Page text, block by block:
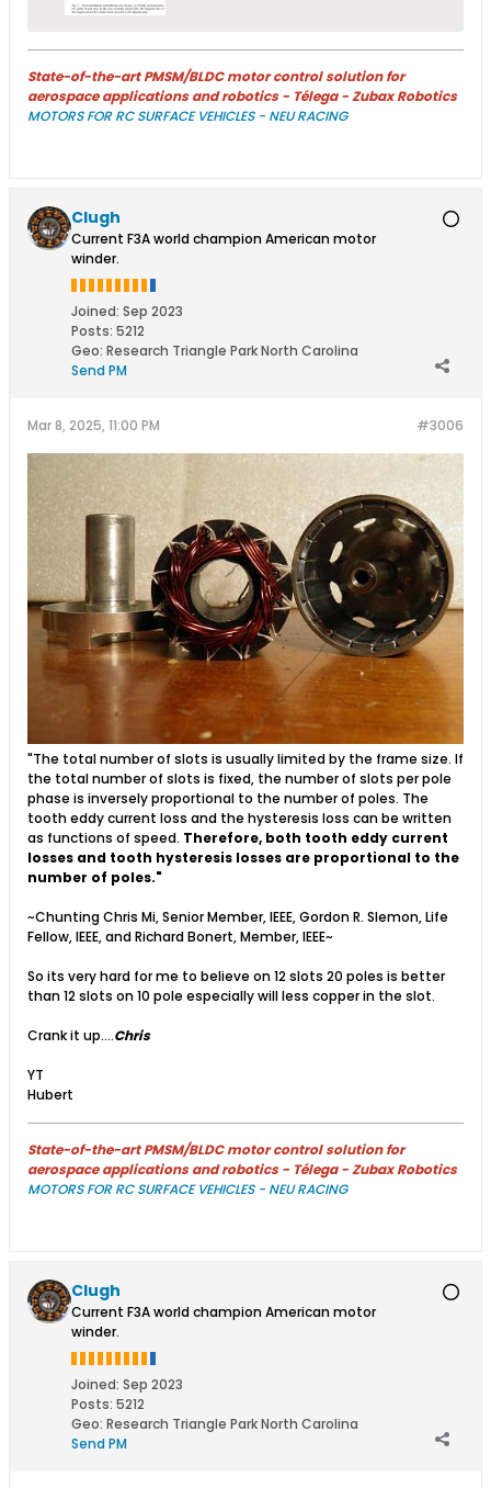
State-of-the-art PMSM/BLDC motor control solution for
aerospace applications and robotics - Télega - Zubax Robotics
MOTORS FOR RC SURFACE VEHICLES - NEU RACING
Clugh
Current F3A world champion American motor
winder.
Joined: Sep 2023
Posts: 5212
Geo: Research Triangle Park North Carolina
Send PM
#3006
Mar 8, 2025, 11:00 PM
"The total number of slots is usually limited by the frame size. If
the total number of slots is fixed, the number of slots per pole
phase is inversely proportional to the number of poles. The
tooth eddy current loss and the hysteresis loss can be written
as functions of speed. Therefore, both tooth eddy current
losses and tooth hysteresis losses are proportional to the
number of poles."
​~Chunting Chris Mi, Senior Member, IEEE, Gordon R. Slemon, Life
Fellow, IEEE, and Richard Bonert, Member, IEEE~
So its very hard for me to believe on 12 slots 20 poles is better
than 12 slots on 10 pole especially will less copper in the slot.
Crank it up....Chris
YT
Hubert
State-of-the-art PMSM/BLDC motor control solution for
aerospace applications and robotics - Télega - Zubax Robotics
MOTORS FOR RC SURFACE VEHICLES - NEU RACING
Clugh
Current F3A world champion American motor
winder.
Joined: Sep 2023
Posts: 5212
Geo: Research Triangle Park North Carolina
Send PM